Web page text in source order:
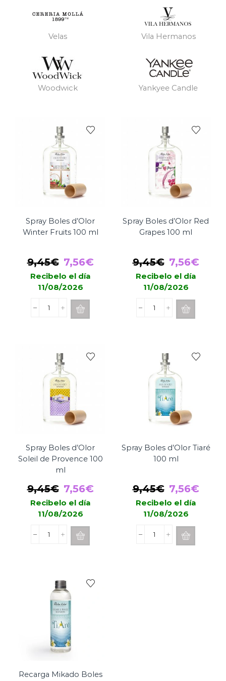
Velas Vila Hermanos
Woodwick Yankyee Candle
Spray Boles d’Olor
Winter Fruits 100 ml
9,45€ El
precio
original
era:
9,45€.
7,56€El
Recibelo el día
11/08/2026
Spray
100
ml
cantidad
Spray Boles d’Olor Red
Grapes 100 ml
9,45€ El
precio
original
era:
9,45€.
7,56€El
Recibelo el día
11/08/2026
Spray
100
ml
cantidad
Spray Boles d’Olor
Soleil de Provence 100
ml
9,45€ El
precio
original
era:
9,45€.
7,56€El
Recibelo el día
11/08/2026
Spray
Provence
100
ml
cantidad
Spray Boles d’Olor Tiaré
100 ml
9,45€ El
precio
original
era:
9,45€.
7,56€El
Recibelo el día
11/08/2026
Spray
Recarga Mikado Boles